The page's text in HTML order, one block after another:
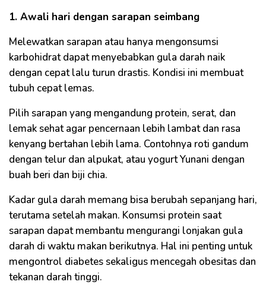
1. Awali hari dengan sarapan seimbang
Melewatkan sarapan atau hanya mengonsumsi
karbohidrat dapat menyebabkan gula darah naik
dengan cepat lalu turun drastis. Kondisi ini membuat
tubuh cepat lemas.
Pilih sarapan yang mengandung protein, serat, dan
lemak sehat agar pencernaan lebih lambat dan rasa
kenyang bertahan lebih lama. Contohnya roti gandum
dengan telur dan alpukat, atau yogurt Yunani dengan
buah beri dan biji chia.
Kadar gula darah memang bisa berubah sepanjang hari,
terutama setelah makan. Konsumsi protein saat
sarapan dapat membantu mengurangi lonjakan gula
darah di waktu makan berikutnya. Hal ini penting untuk
mengontrol diabetes sekaligus mencegah obesitas dan
tekanan darah tinggi.